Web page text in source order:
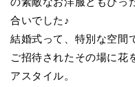
合いでした♪
結婚式って、特別な空間
ご招待されたその場に花
アスタイル。